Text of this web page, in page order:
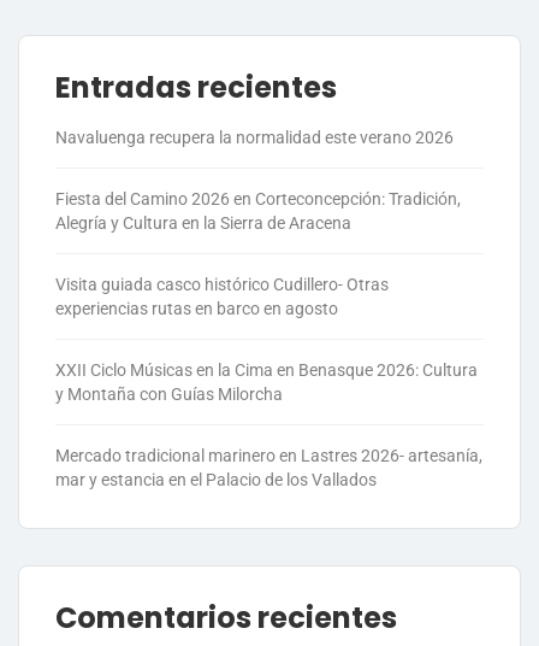
Entradas recientes
Navaluenga recupera la normalidad este verano 2026
Fiesta del Camino 2026 en Corteconcepción: Tradición,
Alegría y Cultura en la Sierra de Aracena
Visita guiada casco histórico Cudillero- Otras
experiencias rutas en barco en agosto
XXII Ciclo Músicas en la Cima en Benasque 2026: Cultura
y Montaña con Guías Milorcha
Mercado tradicional marinero en Lastres 2026- artesanía,
mar y estancia en el Palacio de los Vallados
Comentarios recientes